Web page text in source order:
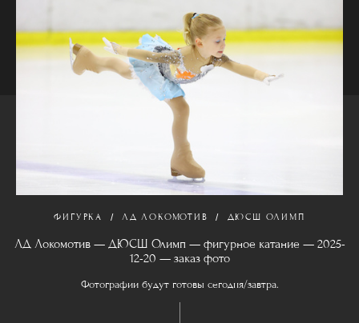
ФИГУРКА ЛД ЛОКОМОТИВ ДЮСШ ОЛИМП
ЛД Локомотив — ДЮСШ Олимп — фигурное катание — 2025-
12-20 — заказ фото
Фотографии будут готовы сегодня/завтра.